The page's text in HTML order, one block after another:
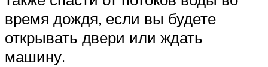
время дождя, если вы будете
открывать двери или ждать
машину.